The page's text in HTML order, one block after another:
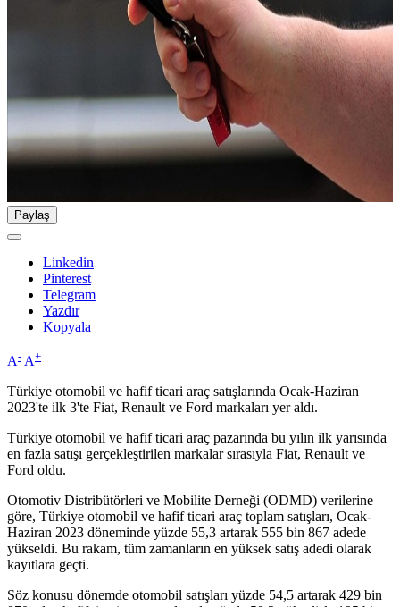
Paylaş
Linkedin
Pinterest
Telegram
Yazdır
Kopyala
A- A+
Türkiye otomobil ve hafif ticari araç satışlarında Ocak-Haziran
2023'te ilk 3'te Fiat, Renault ve Ford markaları yer aldı.
Türkiye otomobil ve hafif ticari araç pazarında bu yılın ilk yarısında
en fazla satışı gerçekleştirilen markalar sırasıyla Fiat, Renault ve
Ford oldu.
Otomotiv Distribütörleri ve Mobilite Derneği (ODMD) verilerine
göre, Türkiye otomobil ve hafif ticari araç toplam satışları, Ocak-
Haziran 2023 döneminde yüzde 55,3 artarak 555 bin 867 adede
yükseldi. Bu rakam, tüm zamanların en yüksek satış adedi olarak
kayıtlara geçti.
Söz konusu dönemde otomobil satışları yüzde 54,5 artarak 429 bin